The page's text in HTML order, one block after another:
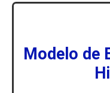
Modelo de